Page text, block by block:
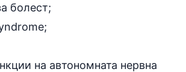
болест;
на автономната нервна